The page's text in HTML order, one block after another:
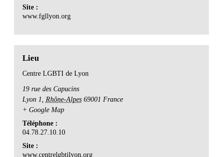
Site :
www.fgllyon.org
Lieu
Centre LGBTI de Lyon
19 rue des Capucins
Lyon 1
Rhône-Alpes 69001 France
+ Google Map
Téléphone :
04.78.27.10.10
Site :
www.centrelgbtilyon.org